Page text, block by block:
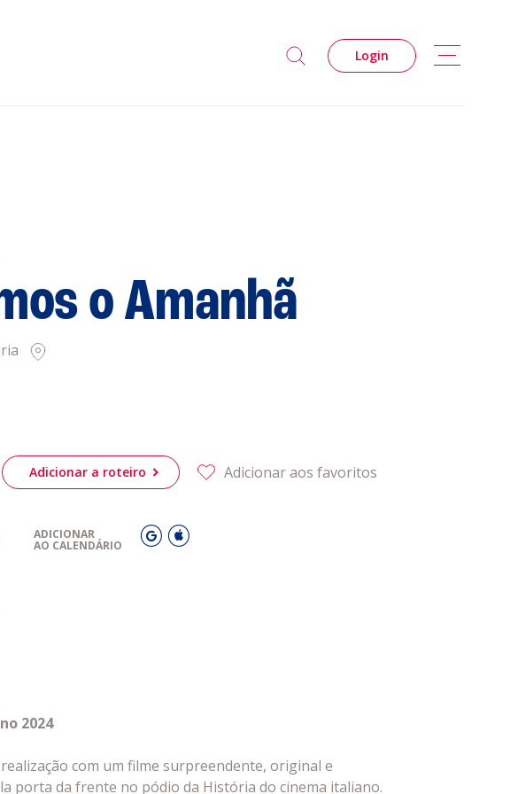
Login
CULTURA DESPORTO
o Amanhã
Adicionar a roteiro Adicionar aos favoritos
ADICIONAR
AO CALENDÁRIO
2024
com um filme surpreendente, original e
porta da frente no pódio da História do cinema italiano.